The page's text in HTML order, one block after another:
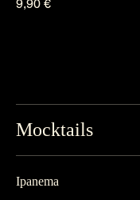
9,90 €
Mocktails
Ipanema